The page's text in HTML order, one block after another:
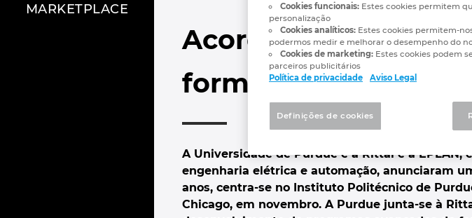
MARKETPLACE
Acordo estratégico
formação em
A Universidade de Purdue e a Rittal e a
engenharia elétrica e automação, anunciaram
anos, centra-se no Instituto Politécnico de
Chicago, em novembro. A Purdue junta-se à
Cookies funcionais: Estes cookies permitem
personalização
Cookies analíticos: Estes cookies permitem-
podermos medir e melhorar o desempenho do
Cookies de marketing: Estes cookies podem
parceiros publicitários
Política de privacidade
Aviso Legal
Definições de cookies